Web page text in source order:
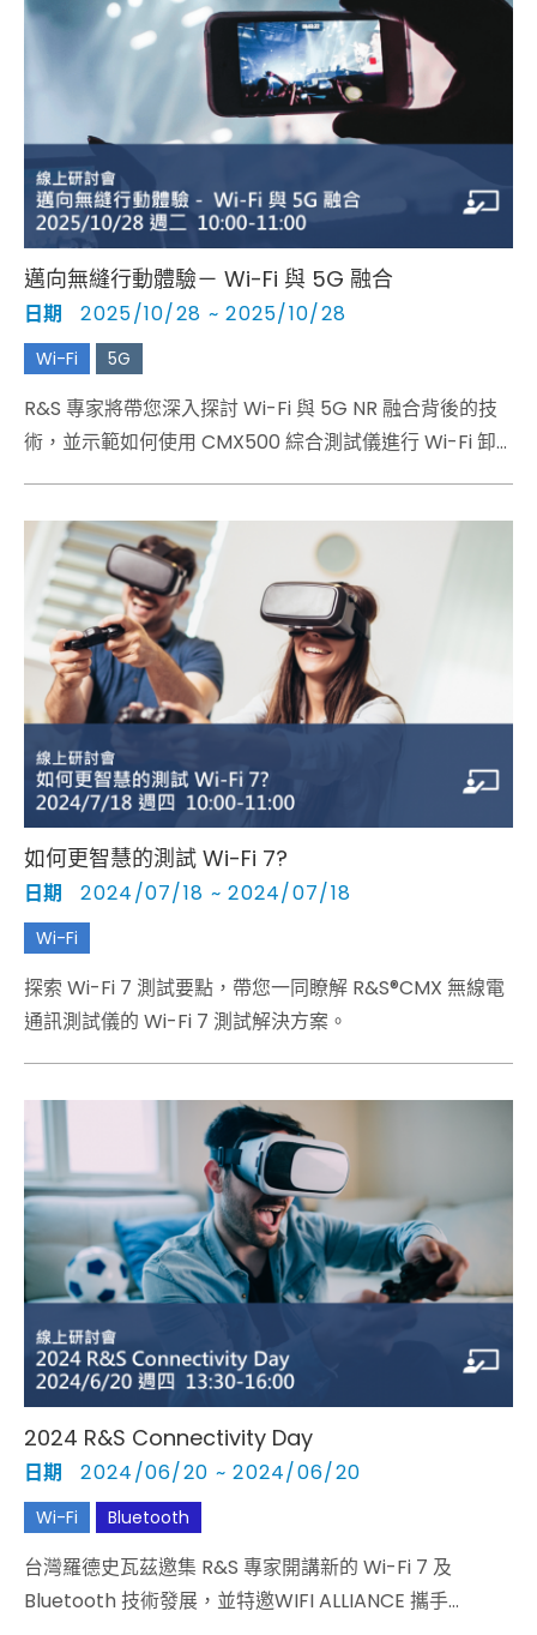
邁向無縫行動體驗－ Wi-Fi 與 5G 融合
日期 2025/10/28 ~ 2025/10/28
Wi-Fi 5G
R&S 專家將帶您深入探討 Wi-Fi 與 5G NR 融合背後的技
術，並示範如何使用 CMX500 綜合測試儀進行 Wi-Fi 卸
如何更智慧的測試 Wi-Fi 7?
日期 2024/07/18 ~ 2024/07/18
Wi-Fi
探索 Wi-Fi 7 測試要點，帶您一同瞭解 R&S®CMX 無線電
通訊測試儀的 Wi-Fi 7 測試解決方案。
2024 R&S Connectivity Day
日期 2024/06/20 ~ 2024/06/20
Wi-Fi Bluetooth
台灣羅德史瓦茲邀集 R&S 專家開講新的 Wi-Fi 7 及
Bluetooth 技術發展，並特邀WIFI ALLIANCE 攜手